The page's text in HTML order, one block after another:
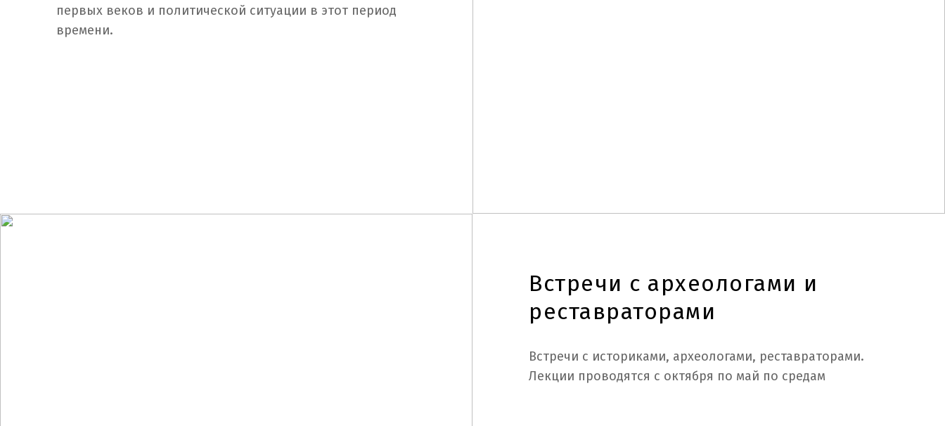
первых веков и политической ситуации в этот период
времени.
Встречи с археологами и
реставраторами
Встречи с историками, археологами, реставраторами.
Лекции проводятся с октября по май по средам